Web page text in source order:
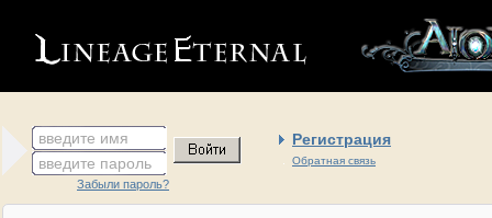
введите имя Регистрация
Обратная связь
введите пароль
Забыли пароль?